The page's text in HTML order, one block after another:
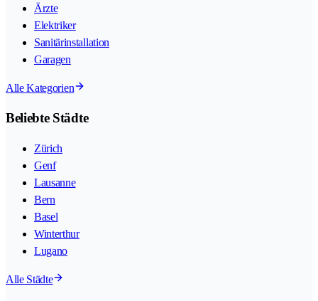
Ärzte
Elektriker
Sanitärinstallation
Garagen
Alle Kategorien
Beliebte Städte
Zürich
Genf
Lausanne
Bern
Basel
Winterthur
Lugano
Alle Städte